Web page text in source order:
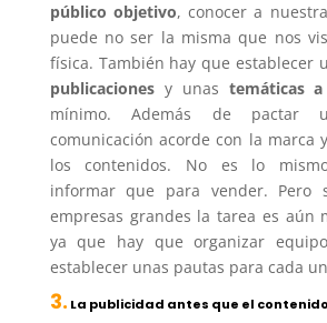
público objetivo, conocer a
puede no ser la misma que nos
física. También hay que establecer
publicacionesy unas temáticas
mínimo. Además de pactar
comunicación acorde con la marca
los contenidos. No es lo
informar que para vender. Pero
empresas grandes la tarea es aún
ya que hay que organizar
establecer unas pautas para cada
3. La publicidad antes que el